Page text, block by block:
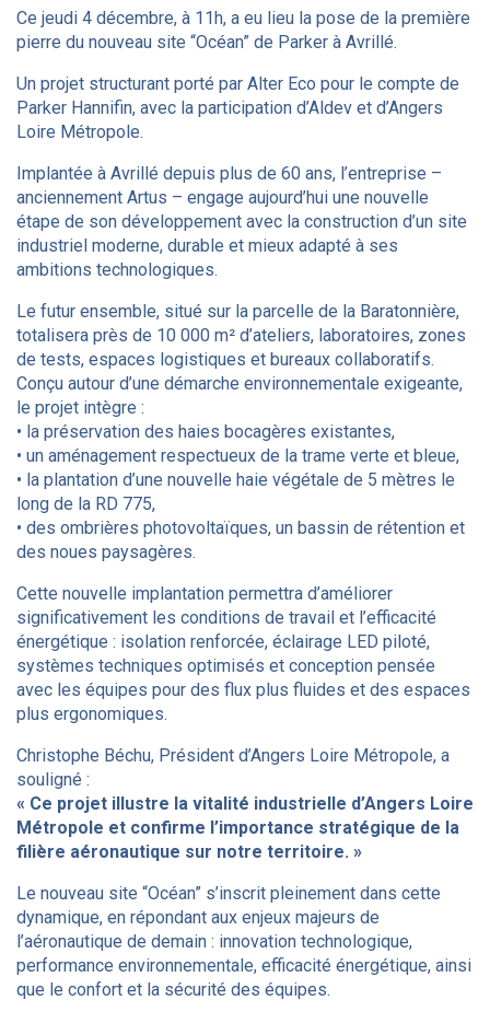
Ce jeudi 4 décembre, à 11h, a eu lieu la pose de la première
pierre du nouveau site “Océan” de Parker à Avrillé.
Un projet structurant porté par Alter Eco pour le compte de
Parker Hannifin, avec la participation d’Aldev et d’Angers
Loire Métropole.
Implantée à Avrillé depuis plus de 60 ans, l’entreprise –
anciennement Artus – engage aujourd’hui une nouvelle
étape de son développement avec la construction d’un site
industriel moderne, durable et mieux adapté à ses
ambitions technologiques.
Le futur ensemble, situé sur la parcelle de la Baratonnière,
totalisera près de 10 000 m² d’ateliers, laboratoires, zones
de tests, espaces logistiques et bureaux collaboratifs.
Conçu autour d’une démarche environnementale exigeante,
le projet intègre :
• la préservation des haies bocagères existantes,
• un aménagement respectueux de la trame verte et bleue,
• la plantation d’une nouvelle haie végétale de 5 mètres le
long de la RD 775,
• des ombrières photovoltaïques, un bassin de rétention et
des noues paysagères.
Cette nouvelle implantation permettra d’améliorer
significativement les conditions de travail et l’efficacité
énergétique : isolation renforcée, éclairage LED piloté,
systèmes techniques optimisés et conception pensée
avec les équipes pour des flux plus fluides et des espaces
plus ergonomiques.
Christophe Béchu, Président d’Angers Loire Métropole, a
souligné :
« Ce projet illustre la vitalité industrielle d’Angers Loire
Métropole et confirme l’importance stratégique de la
filière aéronautique sur notre territoire. »
Le nouveau site “Océan” s’inscrit pleinement dans cette
dynamique, en répondant aux enjeux majeurs de
l’aéronautique de demain : innovation technologique,
performance environnementale, efficacité énergétique, ainsi
que le confort et la sécurité des équipes.